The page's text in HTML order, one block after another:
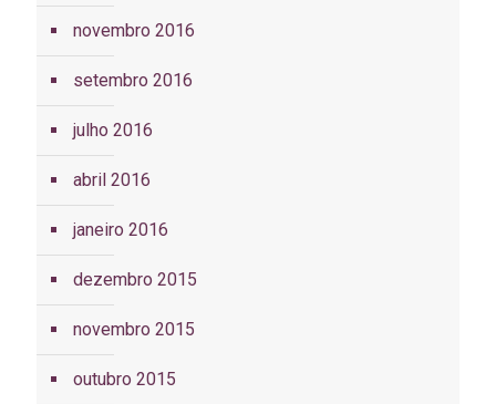
novembro 2016
setembro 2016
julho 2016
abril 2016
janeiro 2016
dezembro 2015
novembro 2015
outubro 2015